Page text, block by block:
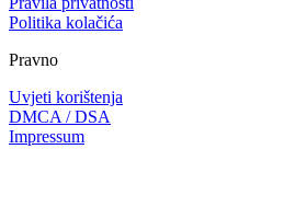
Politika kolačića
Pravno
Uvjeti korištenja
DMCA / DSA
Impressum